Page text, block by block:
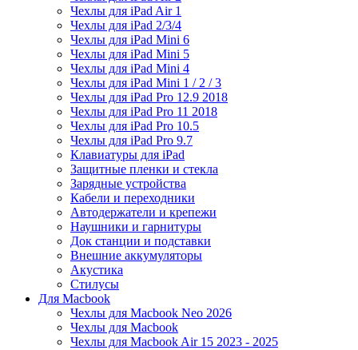
Чехлы для iPad Air 1
Чехлы для iPad 2/3/4
Чехлы для iPad Mini 6
Чехлы для iPad Mini 5
Чехлы для iPad Mini 4
Чехлы для iPad Mini 1 / 2 / 3
Чехлы для iPad Pro 12.9 2018
Чехлы для iPad Pro 11 2018
Чехлы для iPad Pro 10.5
Чехлы для iPad Pro 9.7
Клавиатуры для iPad
Защитные пленки и стекла
Зарядные устройства
Кабели и переходники
Автодержатели и крепежи
Наушники и гарнитуры
Док станции и подставки
Внешние аккумуляторы
Акустика
Стилусы
Для Macbook
Чехлы для Macbook Neo 2026
Чехлы для Macbook
Чехлы для Macbook Air 15 2023 - 2025